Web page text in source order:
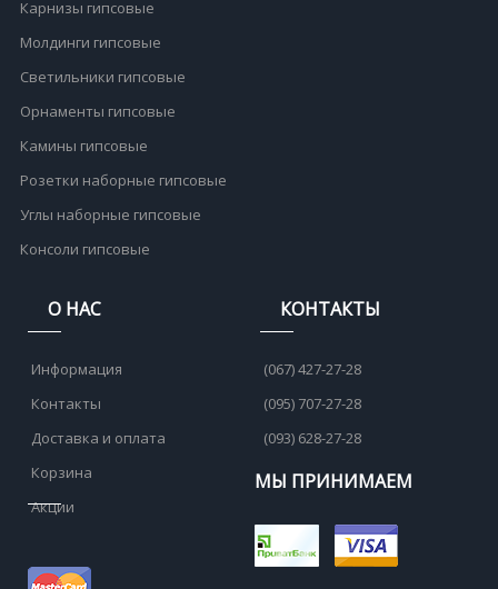
Карнизы гипсовые
Молдинги гипсовые
Светильники гипсовые
Орнаменты гипсовые
Камины гипсовые
Розетки наборные гипсовые
Углы наборные гипсовые
Консоли гипсовые
О НАС
Информация
Контакты
Доставка и оплата
Корзина
Акции
КОНТАКТЫ
(067) 427-27-28
(095) 707-27-28
(093) 628-27-28
МЫ ПРИНИМАЕМ